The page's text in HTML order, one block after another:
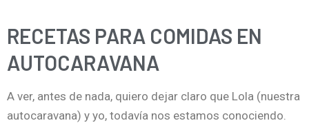
RECETAS PARA COMIDAS EN
AUTOCARAVANA
A ver, antes de nada, quiero dejar claro que Lola (nuestra
autocaravana) y yo, todavía nos estamos conociendo.